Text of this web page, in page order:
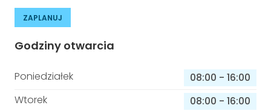
ZAPLANUJ
Godziny otwarcia
Poniedziałek 08:00 - 16:00
Wtorek
08:00 - 16:00